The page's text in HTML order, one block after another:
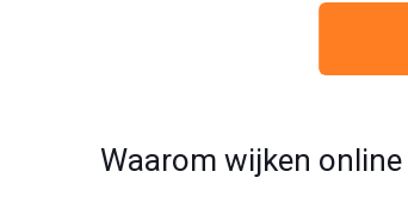
Waarom wijken